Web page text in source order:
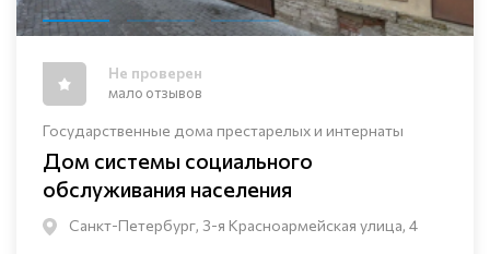
Государственные дома престарелых и интернаты
Дом системы социального
обслуживания населения
Санкт-Петербург, 3-я Красноармейская улица, 4
Не проверен
мало отзывов